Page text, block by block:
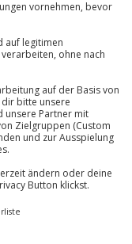
an. Mögliche
- kombinierbar zu